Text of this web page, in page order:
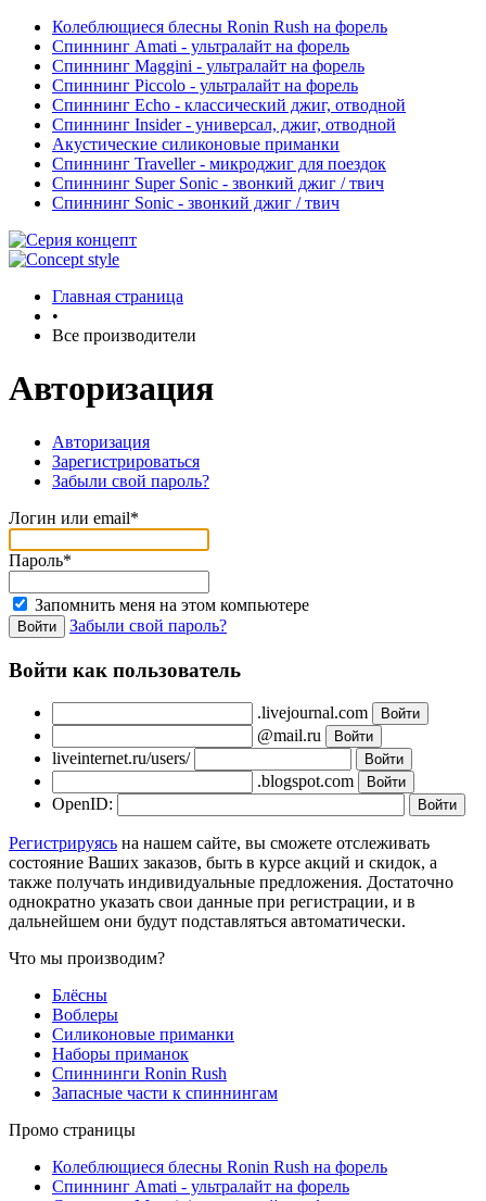
Колеблющиеся блесны Ronin Rush на форель
Спиннинг Amati - ультралайт на форель
Спиннинг Maggini - ультралайт на форель
Спиннинг Piccolo - ультралайт на форель
Спиннинг Echo - классический джиг, отводной
Спиннинг Insider - универсал, джиг, отводной
Акустические силиконовые приманки
Спиннинг Traveller - микроджиг для поездок
Спиннинг Super Sonic - звонкий джиг / твич
Спиннинг Sonic - звонкий джиг / твич
Главная страница
•
Все производители
Авторизация
Авторизация
Зарегистрироваться
Забыли свой пароль?
Логин или email*
Пароль*
Запомнить меня на этом компьютере
Забыли свой пароль?
Войти как пользователь
.livejournal.com
@mail.ru
liveinternet.ru/users/
.blogspot.com
OpenID:
Регистрируясь на нашем сайте, вы сможете отслеживать
состояние Ваших заказов, быть в курсе акций и скидок, а
также получать индивидуальные предложения. Достаточно
однократно указать свои данные при регистрации, и в
дальнейшем они будут подставляться автоматически.
Что мы производим?
Блёсны
Воблеры
Силиконовые приманки
Наборы приманок
Спиннинги Ronin Rush
Запасные части к спиннингам
Промо страницы
Колеблющиеся блесны Ronin Rush на форель
Спиннинг Amati - ультралайт на форель